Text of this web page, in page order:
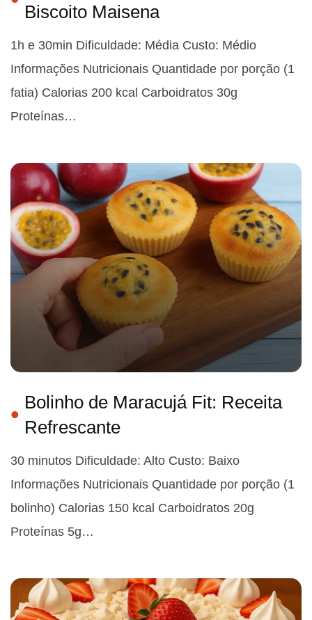
Biscoito Maisena
1h e 30min Dificuldade: Média Custo: Médio
Informações Nutricionais Quantidade por porção (1
fatia) Calorias 200 kcal Carboidratos 30g
Proteínas…
Bolinho de Maracujá Fit: Receita
Refrescante
30 minutos Dificuldade: Alto Custo: Baixo
Informações Nutricionais Quantidade por porção (1
bolinho) Calorias 150 kcal Carboidratos 20g
Proteínas 5g…